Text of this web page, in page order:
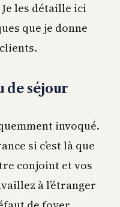
les détaille ici
que je donne
de séjour
invoqué.
si c’est là que
conjoint et vos
à l’étranger